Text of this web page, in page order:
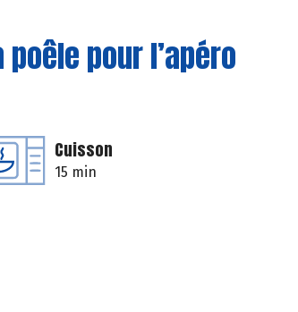
pour l’apéro
Cuisson
15 min